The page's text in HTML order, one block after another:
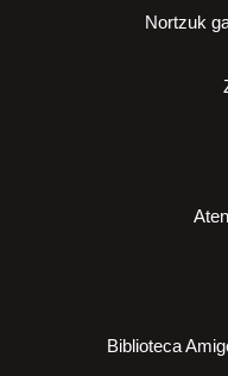
Nortzuk
Biblioteca